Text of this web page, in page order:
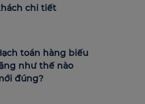
chi tiết
toán hàng biếu
như thế nào
đúng?